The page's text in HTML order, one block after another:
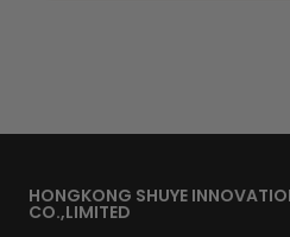
HONGKONG SHUYE
CO.,LIMITED